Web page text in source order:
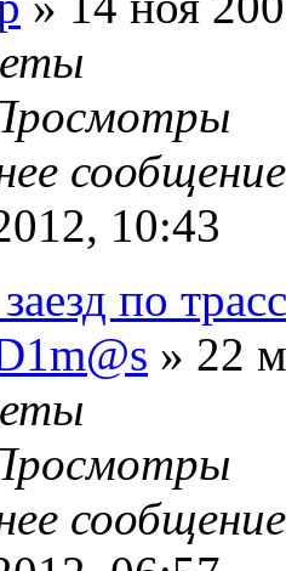
10:43
по
» 22